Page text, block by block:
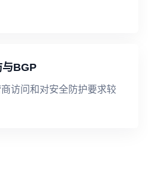
与BGP
访问和对安全防护要求较